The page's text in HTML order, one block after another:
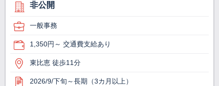
非公開
一般事務
1,350円～ 交通費支給あり
東比恵 徒歩11分
2026/9/下旬～長期（3カ月以上）